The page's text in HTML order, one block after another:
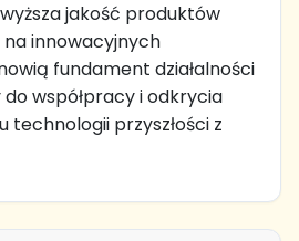
jakość produktów
innowacyjnych
fundament działalności
współpracy i odkrycia
technologii przyszłości z